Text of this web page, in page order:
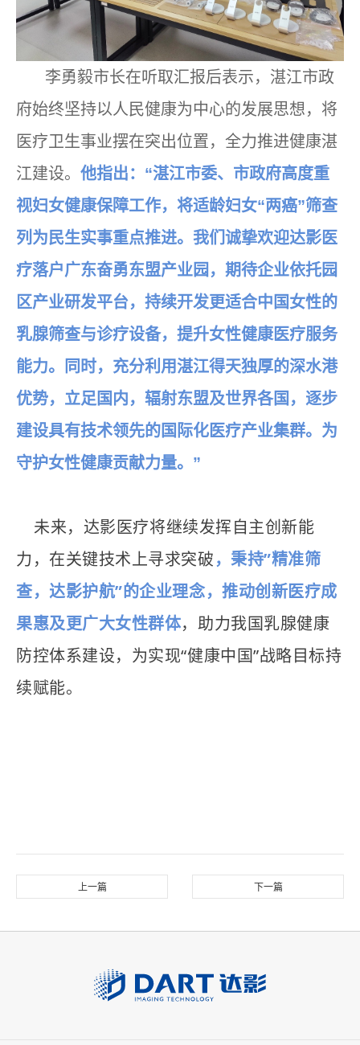
李勇毅市长在听取汇报后表示，湛江市政
府始终坚持以人民健康为中心的发展思想，将
医疗卫生事业摆在突出位置，全力推进健康湛
江建设。 他指出：“湛江市委、市政府高度重
视妇女健康保障工作，将适龄妇女“两癌”筛查
列为民生实事重点推进。我们诚挚欢迎达影医
疗落户广东奋勇东盟产业园，期待企业依托园
区产业研发平台，持续开发更适合中国女性的
乳腺筛查与诊疗设备，提升女性健康医疗服务
能力。同时，充分利用湛江得天独厚的深水港
优势，立足国内，辐射东盟及世界各国，逐步
建设具有技术领先的国际化医疗产业集群。为
守护女性健康贡献力量。”
未来，达影医疗将继续发挥自主创新能
力，在关键技术上寻求突破，秉持”精准筛
查，达影护航”的企业理念，推动创新医疗成
果惠及更广大女性群体，助力我国乳腺健康
防控体系建设，为实现“健康中国”战略目标持
续赋能。
上一篇 下一篇